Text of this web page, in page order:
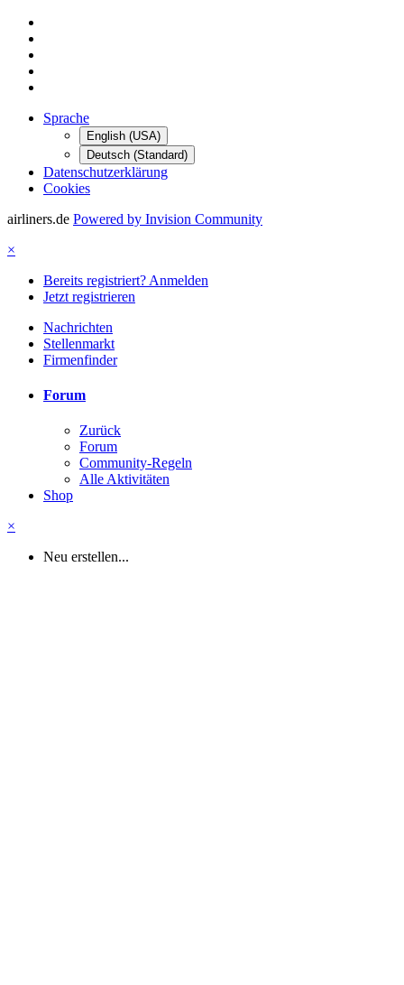
Sprache
English (USA)
Deutsch (Standard)
Datenschutzerklärung
Cookies
airliners.de Powered by Invision Community
×
Bereits registriert? Anmelden
Jetzt registrieren
Nachrichten
Stellenmarkt
Firmenfinder
Forum
Zurück
Forum
Community-Regeln
Alle Aktivitäten
Shop
×
Neu erstellen...